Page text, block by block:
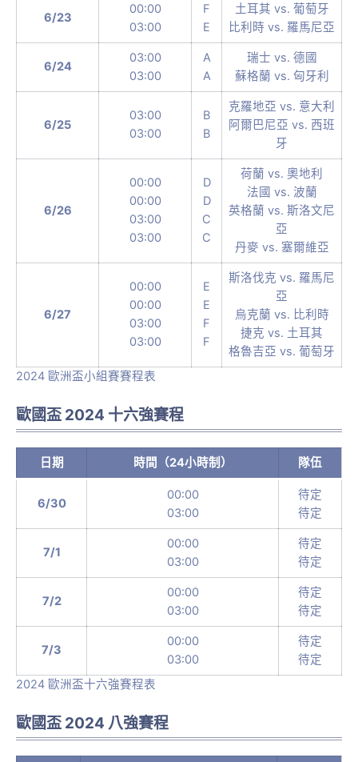
6/23
00:00
03:00
F
E
土耳其 vs. 葡萄牙
比利時 vs. 羅馬尼亞
6/24
03:00
03:00
A
A
瑞士 vs. 德國
蘇格蘭 vs. 匈牙利
6/25
03:00
03:00
B
B
克羅地亞 vs. 意大利
阿爾巴尼亞 vs. 西班
牙
6/26
00:00
00:00
03:00
03:00
D
D
C
C
荷蘭 vs. 奧地利
法國 vs. 波蘭
英格蘭 vs. 斯洛文尼
亞
丹麥 vs. 塞爾維亞
6/27
00:00
00:00
03:00
03:00
E
E
F
F
斯洛伐克 vs. 羅馬尼
亞
烏克蘭 vs. 比利時
捷克 vs. 土耳其
格魯吉亞 vs. 葡萄牙
2024 歐洲盃小組賽賽程表
歐國盃 2024 十六強賽程
日期 時間（24小時制） 隊伍
6/30
00:00
03:00
待定
待定
7/1
00:00
03:00
待定
待定
7/2
00:00
03:00
待定
待定
7/3
00:00
03:00
待定
待定
2024 歐洲盃十六強賽程表
歐國盃 2024 八強賽程